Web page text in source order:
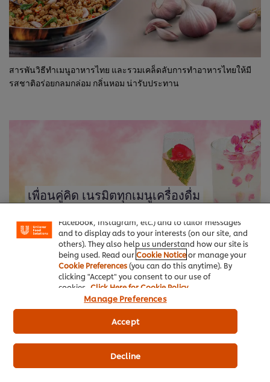
สารพันวิธีทำเมนูอาหารไทย และรวมเคล็ดลับการทำอาหารไทยให้มี
รสชาติอร่อยกลมกล่อม กลิ่นหอม น่ารับประทาน
เพื่อนคู่คิด เนรมิตทุกเมนูเครื่องดื่ม
เคล็ดลับเพิ่มกำไรสำหรับสายน้ำชง!
We use cookies (and similar techniques) to improve
your experience on our site. Cookies enable you to
enjoy certain features (like saving your online
Facebook, Instagram, etc.) and to tailor messages
and to display ads to your interests (on our site, and
others). They also help us understand how our site is
being used. Read ourCookie Noticeor manage your
Cookie Preferences (you can do this anytime). By
clicking "Accept" you consent to our use of
cookies. Click Here for Cookie Policy
Manage Preferences
Decline
Accept